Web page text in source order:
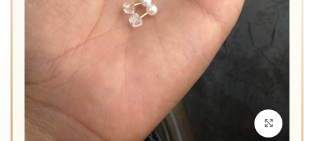
برای بزرگنمایی کلیک کنید